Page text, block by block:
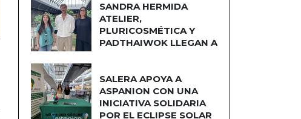
SANDRA HERMIDA
ATELIER,
PLURICOSMÉTICA Y
PADTHAIWOK LLEGAN A
SALERA APOYA A
ASPANION CON UNA
INICIATIVA SOLIDARIA
POR EL ECLIPSE SOLAR